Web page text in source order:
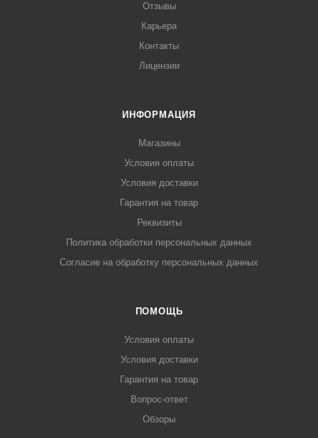
Отзывы
Карьера
Контакты
Лицензии
ИНФОРМАЦИЯ
Магазины
Условия оплаты
Условия доставки
Гарантия на товар
Реквизиты
Политика обработки персональных данных
Согласие на обработку персональных данных
ПОМОЩЬ
Условия оплаты
Условия доставки
Гарантия на товар
Вопрос-ответ
Обзоры